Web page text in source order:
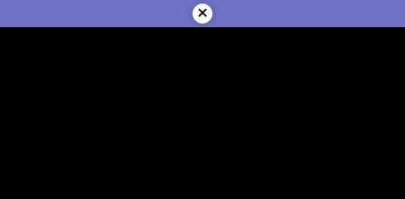
ke
×